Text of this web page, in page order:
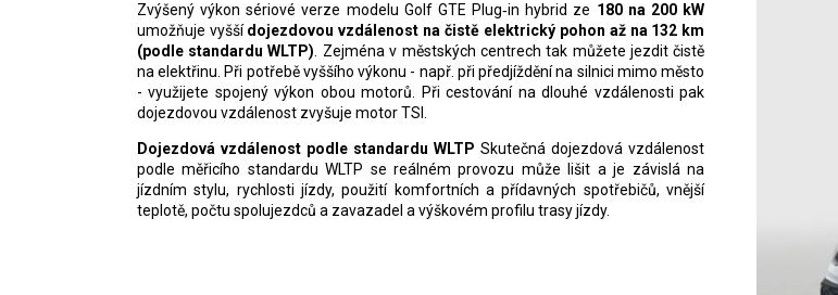
Zvýšený výkon sériové verze modelu Golf GTE Plug‑in hybrid ze 180 na 200 kW
umožňuje vyššídojezdovou vzdálenost na čistě elektrický pohon až na 132 km
(podle standardu WLTP) . Zejména v městských centrech tak můžete jezdit čistě
na elektřinu. Při potřebě vyššího výkonu - např. při předjíždění na silnici mimo město
- využijete spojený výkon obou motorů. Při cestování na dlouhé vzdálenosti pak
dojezdovou vzdálenost zvyšuje motor TSI.
Dojezdová vzdálenost podle standardu WLTP Skutečná dojezdová vzdálenost
podle měřicího standardu WLTP se reálném provozu může lišit a je závislá na
jízdním stylu, rychlosti jízdy, použití komfortních a přídavných spotřebičů, vnější
teplotě, počtu spolujezdců a zavazadel a výškovém profilu trasy jízdy.